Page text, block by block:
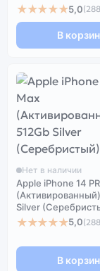
★★★★★5,0
В
Нет в наличии
Apple iPhone 14
Silver
★★★★★5,0
В